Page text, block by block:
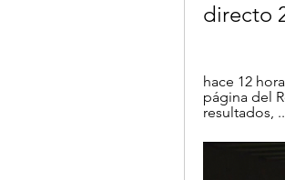
directo
hace 12
página del
resultados,